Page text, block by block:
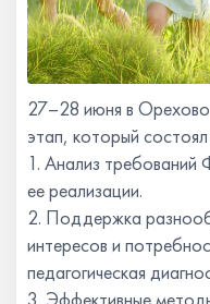
27–28 июня в
этап, который
1. Анализ
ее реализации.
2. Поддержка
интересов и
педагогическая